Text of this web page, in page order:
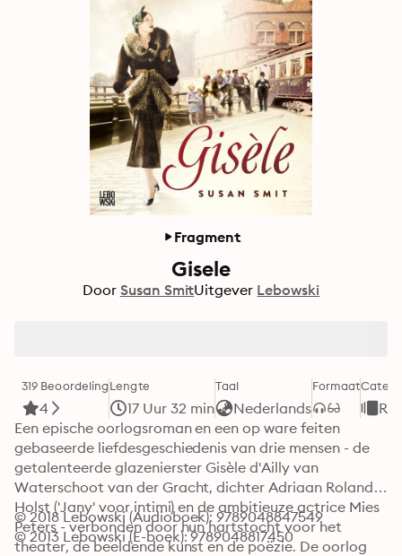
Fragment
Gisele
Door Susan SmitUitgever Lebowski
319 Beoordeling
4
Lengte
17 Uur 32 min
Taal
Nederlands
Formaat
Een epische oorlogsroman en een op ware feiten
gebaseerde liefdesgeschiedenis van drie mensen - de
getalenteerde glazenierster Gisèle d'Ailly van
Waterschoot van der Gracht, dichter Adriaan Roland
Holst ('Jany' voor intimi) en de ambitieuze actrice Mies
Peters - verbonden door hun hartstocht voor het
theater, de beeldende kunst en de poëzie. De oorlog
© 2018 Lebowski (Audioboek): 9789048847549
© 2013 Lebowski (E-boek): 9789048817450